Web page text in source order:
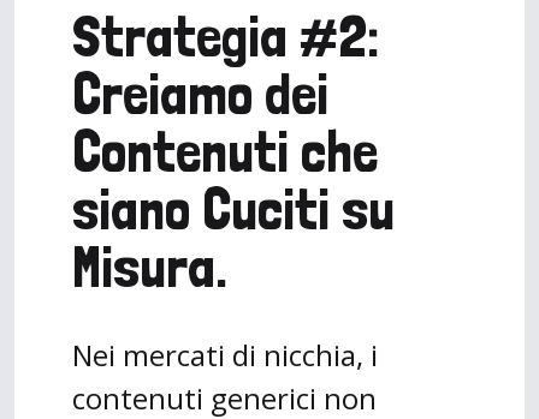
Strategia #2:
Creiamo dei
Contenuti che
siano Cuciti su
Misura.
Nei mercati di nicchia, i
contenuti generici non